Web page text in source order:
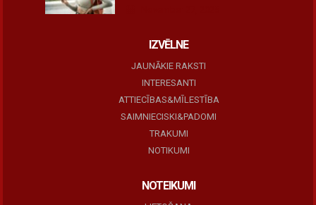
IZVĒLNE
JAUNĀKIE RAKSTI
INTERESANTI
ATTIECĪBAS&MĪLESTĪBA
SAIMNIECISKI&PADOMI
TRAKUMI
NOTIKUMI
NOTEIKUMI